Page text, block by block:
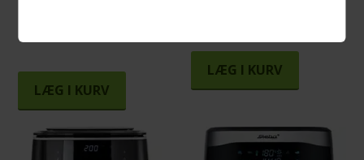
LÆG I KURV
LÆG I KURV